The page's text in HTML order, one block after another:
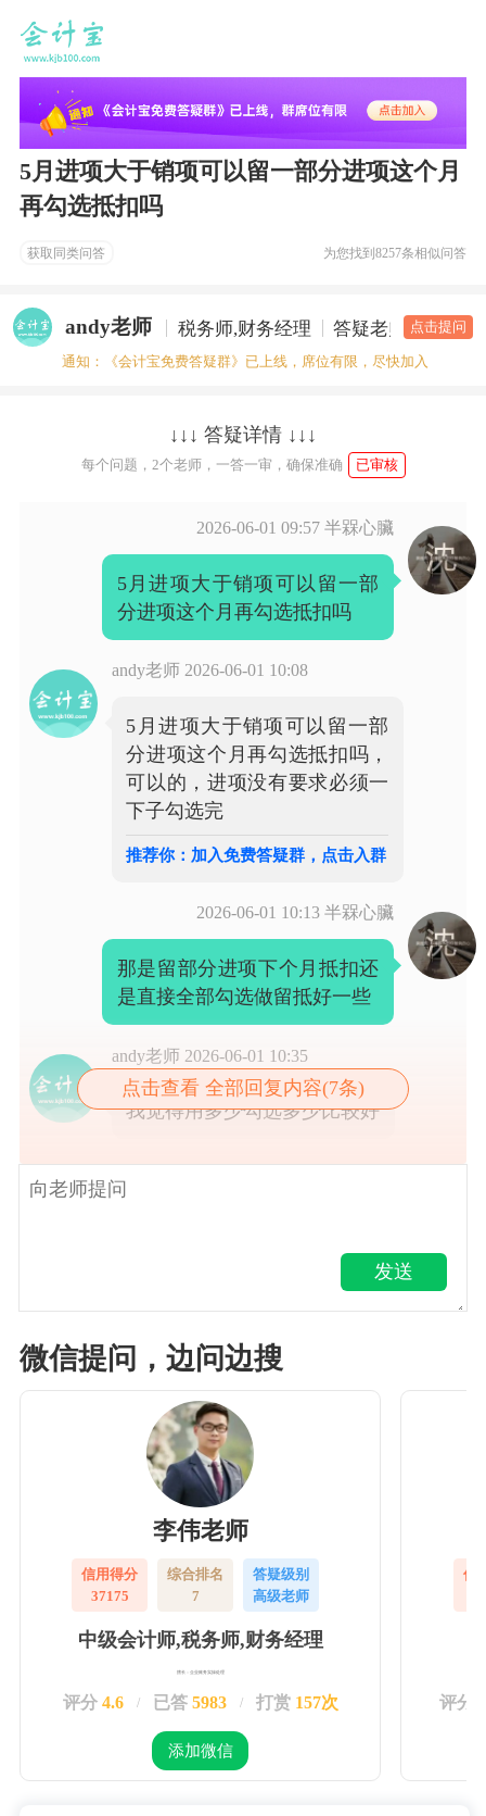
5月进项大于销项可以留一部分进项这个月
再勾选抵扣吗
获取同类问答 为您找到8257条相似问答
andy老师 税务师,财务经理 答疑老师 点击提问
通知：《会计宝免费答疑群》已上线，席位有限，尽快加入
↓↓↓ 答疑详情 ↓↓↓
每个问题，2个老师，一答一审，确保准确 已审核
2026-06-01 09:57 半槑心臟
5月进项大于销项可以留一部
分进项这个月再勾选抵扣吗
andy老师 2026-06-01 10:08
5月进项大于销项可以留一部
分进项这个月再勾选抵扣吗，
可以的，进项没有要求必须一
下子勾选完
推荐你：加入免费答疑群，点击入群
2026-06-01 10:13 半槑心臟
那是留部分进项下个月抵扣还
是直接全部勾选做留抵好一些
andy老师 2026-06-01 10:35
我觉得用多少勾选多少比较好
点击查看 全部回复内容(7条)
发送
微信提问，边问边搜
李伟老师
信用得分
37175
综合排名
7
答疑级别
高级老师
中级会计师,税务师,财务经理
擅长：企业账务实操处理
评分 4.6 / 已答 5983 / 打赏 157次
添加微信
信
评分